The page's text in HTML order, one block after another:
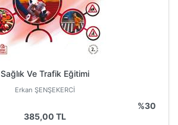
Sağlık Ve Trafik Eğitimi
Erkan ŞENŞEKERCİ
%30
385,00 TL